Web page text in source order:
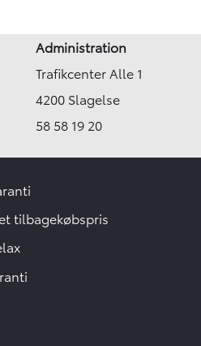
Administration
Trafikcenter Alle 1
4200 Slagelse
58 58 19 20
tilbagekøbspris